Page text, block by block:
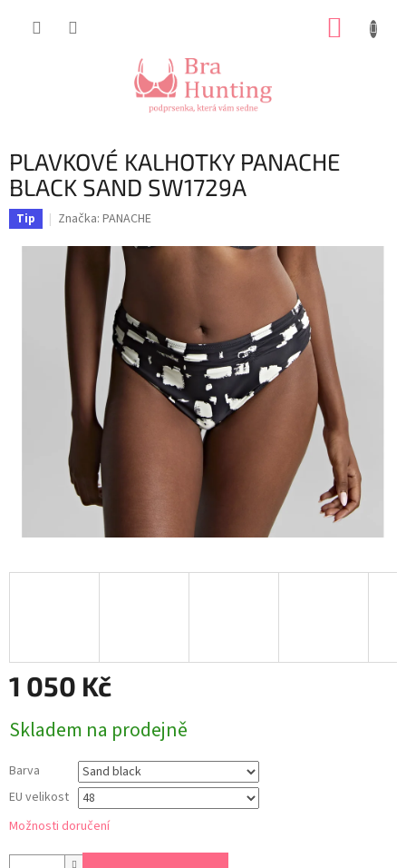
PLAVKOVÉ KALHOTKY PANACHE
BLACK SAND SW1729A
Tip Značka: PANACHE
1 050 Kč
cena:
Skladem na prodejně
Barva
EU velikost
Možnosti doručení